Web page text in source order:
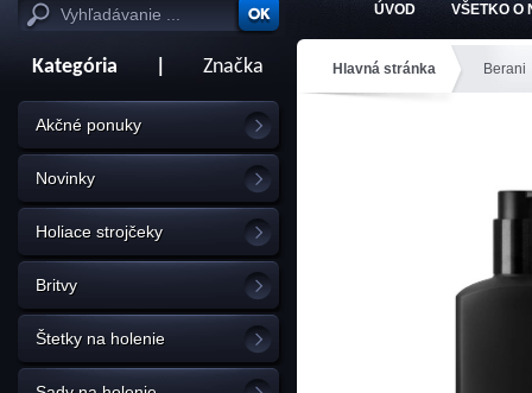
ÚVOD VŠETKO O
Kategória Značka
Akčné ponuky
Novinky
Holiace strojčeky
Britvy
Štetky na holenie
Hlavná stránka Berani